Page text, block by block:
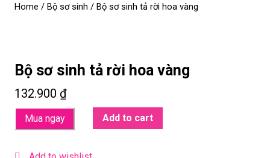
Home / Bộ sơ sinh / Bộ sơ sinh tả rời hoa vàng
Bộ sơ sinh tả rời hoa vàng
132.900 ₫
Mua ngay Add to cart